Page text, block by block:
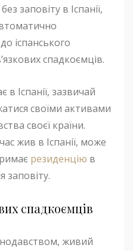
заповіту в Іспанії,
іспанського
спадкоємців.
Іспанії, зазвичай
своїми активами
своєї країни.
жив в Іспанії, може
резиденцію в
заповіту.
спадкоємців
живий